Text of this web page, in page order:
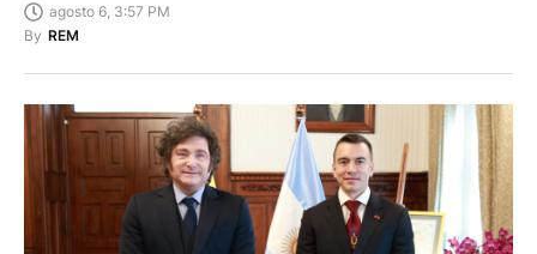
agosto 6, 3:57 PM
By REM